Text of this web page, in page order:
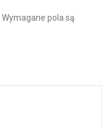
Wymagane pola są